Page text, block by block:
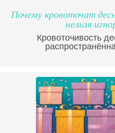
Почему кровоточат
нельзя
Кровоточивость